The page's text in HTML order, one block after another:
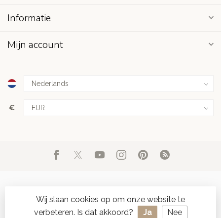
Informatie
Mijn account
€
© Copyright 2026 d'Oude Seylmakerij- Powered by Lightspeed
Wij slaan cookies op om onze website te
verbeteren. Is dat akkoord?
Ja Nee